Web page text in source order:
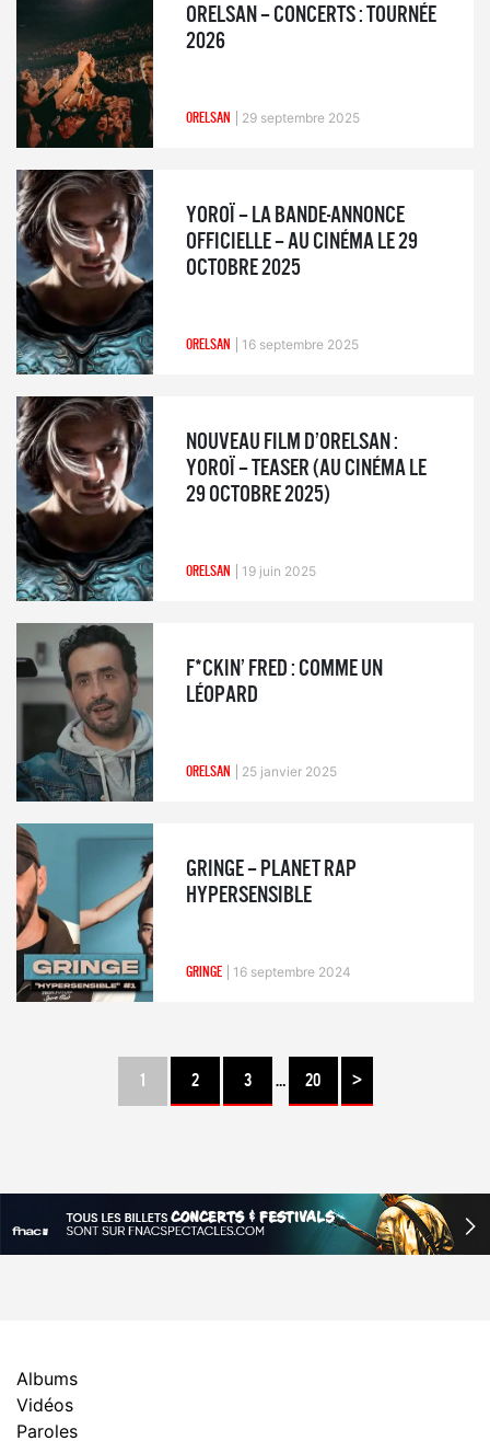
ORELSAN – CONCERTS : TOURNÉE
2026
ORELSAN 29 septembre 2025
YOROÏ – LA BANDE-ANNONCE
OFFICIELLE – AU CINÉMA LE 29
OCTOBRE 2025
ORELSAN 16 septembre 2025
NOUVEAU FILM D’ORELSAN :
YOROÏ – TEASER (AU CINÉMA LE
29 OCTOBRE 2025)
ORELSAN 19 juin 2025
F*CKIN’ FRED : COMME UN
LÉOPARD
ORELSAN 25 janvier 2025
GRINGE – PLANET RAP
HYPERSENSIBLE
GRINGE 16 septembre 2024
1 2 3 … 20 >
Albums
Vidéos
Paroles